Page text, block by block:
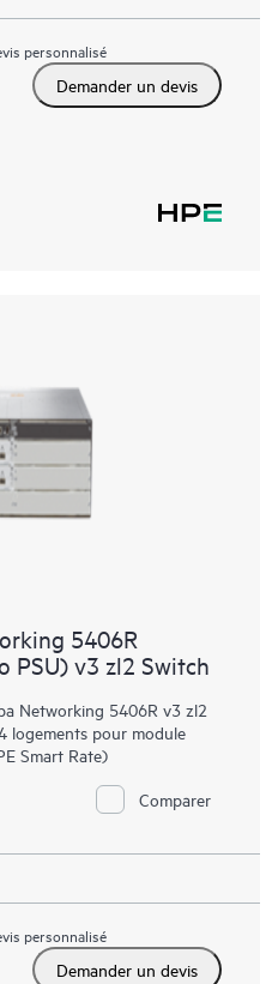
personnalisé
Demander un devis
5406R
PSU) v3 zl2 Switch
Networking 5406R v3 zl2
logements pour module
Smart Rate)
Comparer
personnalisé
Demander un devis